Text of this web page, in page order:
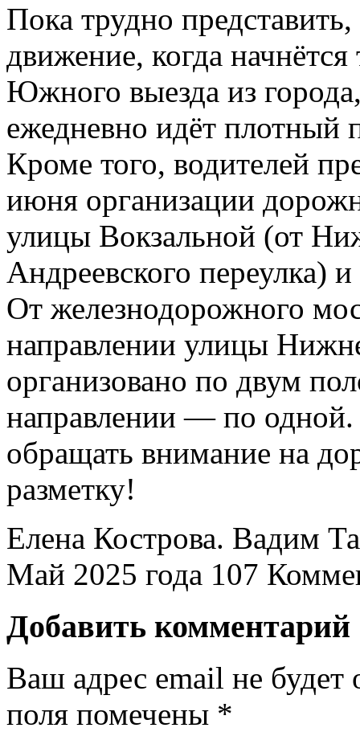
Пока трудно
движение, когда
Южного выезда из
ежедневно идёт плотный
Кроме того, водителей
июня организации
улицы Вокзальной (от
Андреевского переулка)
От железнодорожного
направлении улицы
организовано по двум
направлении — по одной.
обращать внимание на
разметку!
Елена Кострова. Вадим
Май 2025 года 107
Добавить комментарий
Ваш адрес email не будет
поля помечены *